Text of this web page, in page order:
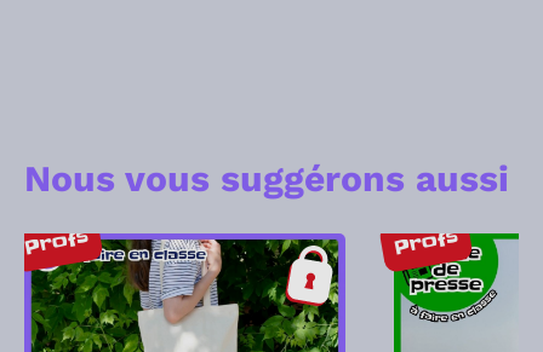
Nous vous suggérons aussi
Profs Profs